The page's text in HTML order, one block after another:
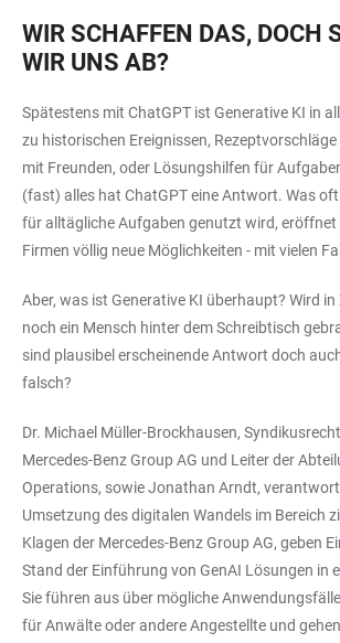
WIR SCHAFFEN DAS, DOCH
WIR UNS AB?
Spätestens mit ChatGPT ist Generative KI in
zu historischen Ereignissen,
mit Freunden, oder Lösungshilfen für
(fast) alles hat ChatGPT eine Antwort. Was
für alltägliche Aufgaben genutzt wird,
Firmen völlig neue Möglichkeiten - mit vielen
Aber, was ist Generative KI überhaupt? Wird
noch ein Mensch hinter dem Schreibtisch
sind plausibel erscheinende Antwort doch
falsch?
Dr. Michael Müller-Brockhausen,
Mercedes-Benz Group AG und Leiter der
Operations, sowie Jonathan Arndt,
Umsetzung des digitalen Wandels im Bereich
Klagen der Mercedes-Benz Group AG, geben
Stand der Einführung von GenAI Lösungen in
Sie führen aus über mögliche
für Anwälte oder andere Angestellte und